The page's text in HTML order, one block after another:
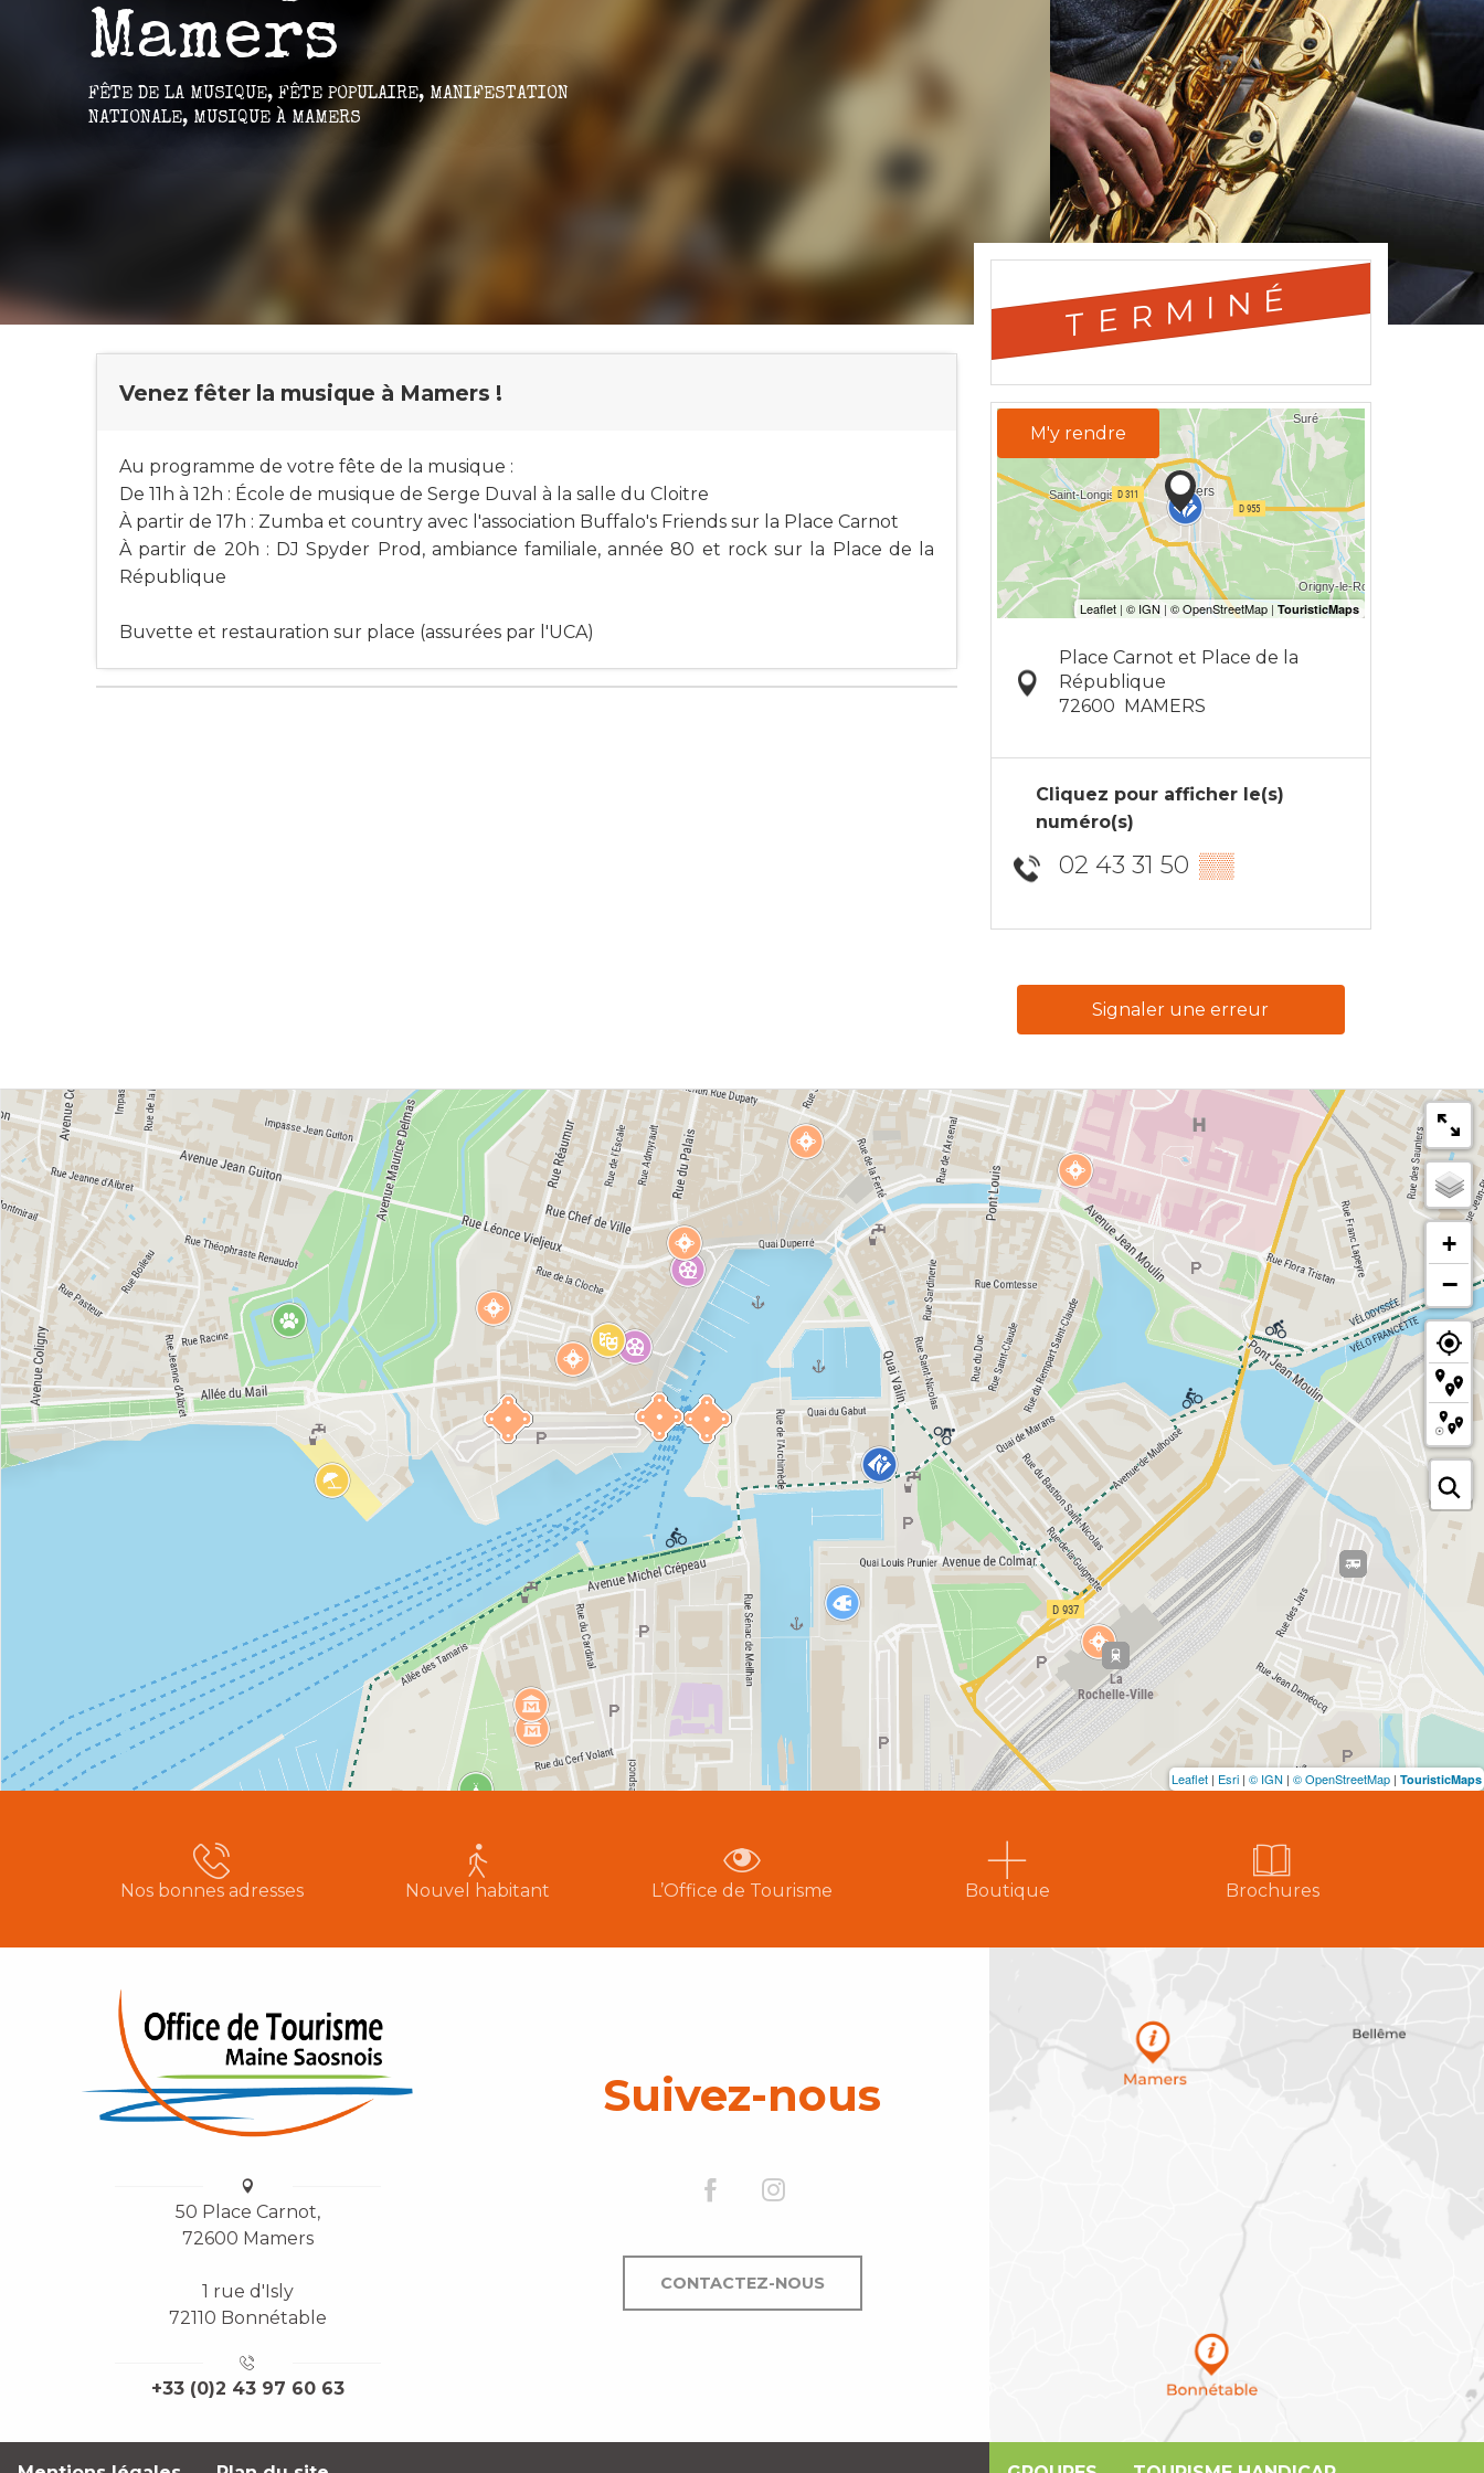
Mamers
FÊTE DE LA MUSIQUE, FÊTE POPULAIRE, MANIFESTATION
NATIONALE, MUSIQUE À MAMERS
Venez fêter la musique à Mamers !
Au programme de votre fête de la musique :
De 11h à 12h : École de musique de Serge Duval à la salle du Cloitre
À partir de 17h : Zumba et country avec l'association Buffalo's Friends sur la Place Carnot
À partir de 20h : DJ Spyder Prod, ambiance familiale, année 80 et rock sur la Place de la
République
Buvette et restauration sur place (assurées par l'UCA)
TERMINÉ
M'y rendre
Place Carnot et Place de la
République
72600
MAMERS
Cliquez pour afficher le(s)
numéro(s)
02 43 31 50 ▒▒
Signaler une erreur
+
−
Leaflet | Esri | © IGN | © OpenStreetMap | TouristicMaps
Nos bonnes adresses Nouvel habitant L’Office de Tourisme Boutique Brochures
50 Place Carnot,
72600 Mamers
1 rue d'Isly
72110 Bonnétable
+33 (0)2 43 97 60 63
Suivez-nous
CONTACTEZ-NOUS